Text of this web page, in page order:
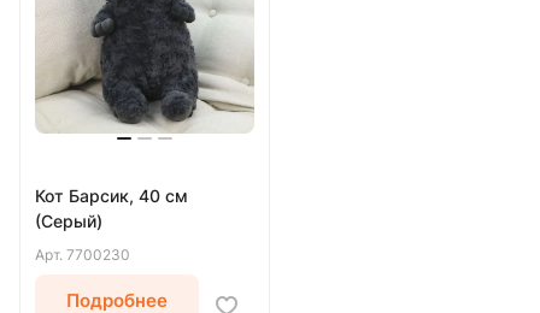
Кот Барсик, 40 см
(Серый)
Арт. 7700230
Подробнее